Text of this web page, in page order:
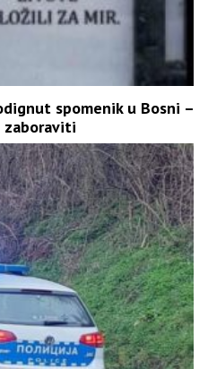
spomenik u Bosni –
zaboraviti